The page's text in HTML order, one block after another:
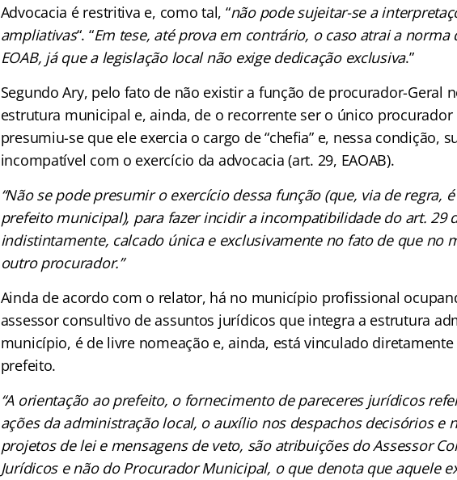
Advocacia é restritiva e, como tal, “não pode sujeitar-se a
ampliativas“. “Em tese, até prova em contrário, o caso atrai a norma
EOAB, já que a legislação local não exige dedicação exclusiva.”
Segundo Ary, pelo fato de não existir a função de procurador-Geral
estrutura municipal e, ainda, de o recorrente ser o único procurador
presumiu-se que ele exercia o cargo de “chefia” e, nessa condição,
incompatível com o exercício da advocacia (art. 29, EAOAB).
“Não se pode presumir o exercício dessa função (que, via de regra,
prefeito municipal), para fazer incidir a incompatibilidade do art. 29
indistintamente, calcado única e exclusivamente no fato de que no
outro procurador.”
Ainda de acordo com o relator, há no município profissional
assessor consultivo de assuntos jurídicos que integra a estrutura
município, é de livre nomeação e, ainda, está vinculado
prefeito.
“A orientação ao prefeito, o fornecimento de pareceres jurídicos
ações da administração local, o auxílio nos despachos decisórios e
projetos de lei e mensagens de veto, são atribuições do Assessor
Jurídicos e não do Procurador Municipal, o que denota que aquele